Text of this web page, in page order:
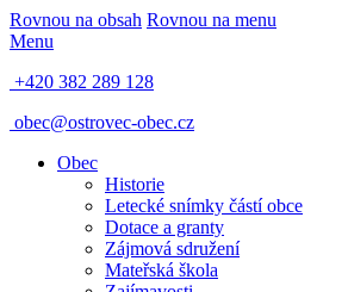
Rovnou na obsah Rovnou na menu
Menu
+420 382 289 128
obec@ostrovec-obec.cz
Obec
Historie
Letecké snímky částí obce
Dotace a granty
Zájmová sdružení
Mateřská škola